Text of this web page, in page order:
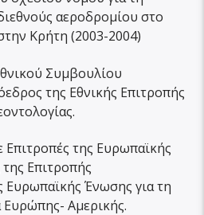
αεροδρομίου στο
Κρήτη (2003-2004)
Συμβουλίου
της Εθνικής Επιτροπής
της Ευρωπαϊκής
Επιτροπής
Ένωσης για τη
Ευρώπης- Αμερικής.